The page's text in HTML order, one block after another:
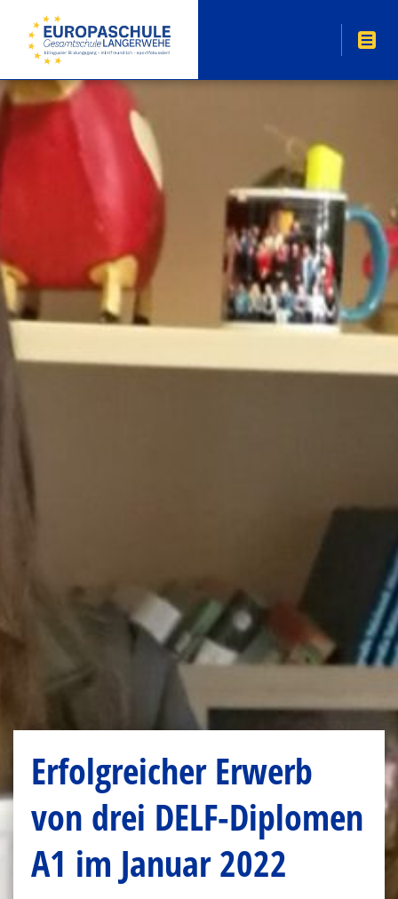
Erfolgreicher Erwerb
von drei DELF-Diplomen
A1 im Januar 2022